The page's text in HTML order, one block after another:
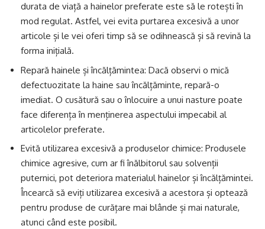
durata de viață a hainelor preferate este să le rotești în
mod regulat. Astfel, vei evita purtarea excesivă a unor
articole și le vei oferi timp să se odihnească și să revină la
forma inițială.
Repară hainele și încălțămintea: Dacă observi o mică
defectuozitate la haine sau încălțăminte, repară-o
imediat. O cusătură sau o înlocuire a unui nasture poate
face diferența în menținerea aspectului impecabil al
articolelor preferate.
Evită utilizarea excesivă a produselor chimice: Produsele
chimice agresive, cum ar fi înălbitorul sau solvenții
puternici, pot deteriora materialul hainelor și încălțămintei.
Încearcă să eviți utilizarea excesivă a acestora și optează
pentru produse de curățare mai blânde și mai naturale,
atunci când este posibil.